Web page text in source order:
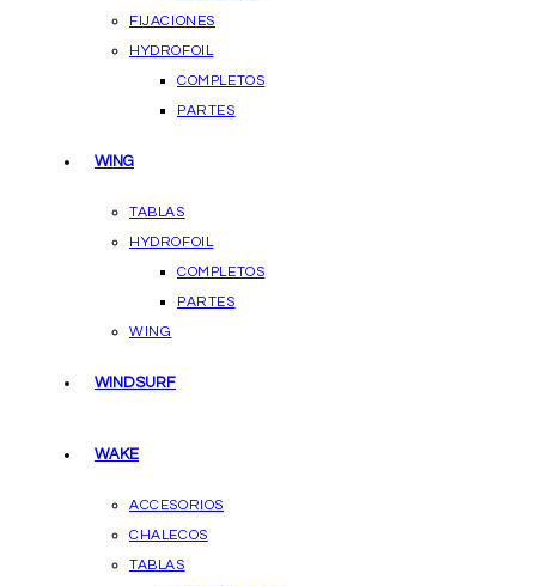
FIJACIONES
HYDROFOIL
COMPLETOS
PARTES
WING
TABLAS
HYDROFOIL
COMPLETOS
PARTES
WING
WINDSURF
WAKE
ACCESORIOS
CHALECOS
TABLAS